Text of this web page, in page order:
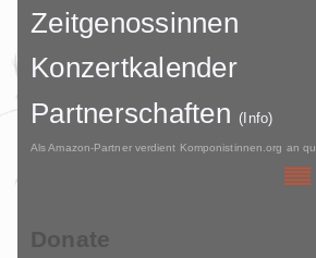
Zeitgenossinnen
Konzertkalender
Partnerschaften(Info)
Als Amazon-Partner verdient Komponistinnen.org an
Donate